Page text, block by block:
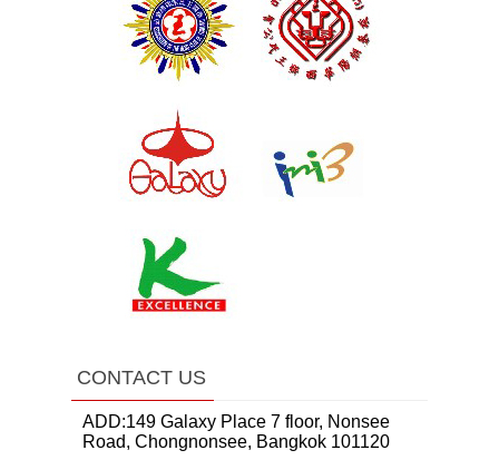
CONTACT US
ADD:149 Galaxy Place 7 floor, Nonsee
Road, Chongnonsee, Bangkok 101120